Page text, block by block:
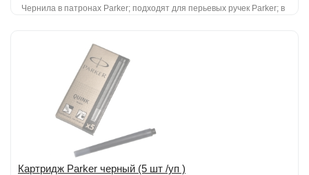
Чернила в патронах Parker; подходят для перьевых ручек Parker; в
Додати до порівняння
Картридж Parker черный (5 шт /уп )